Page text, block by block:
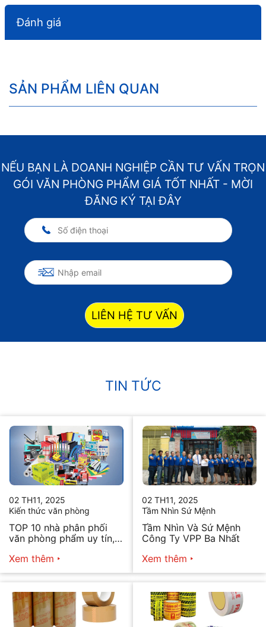
Đánh giá
SẢN PHẨM LIÊN QUAN
NẾU BẠN LÀ DOANH NGHIỆP CẦN TƯ VẤN TRỌN
GÓI VĂN PHÒNG PHẨM GIÁ TỐT NHẤT - MỜI
ĐĂNG KÝ TẠI ĐÂY
LIÊN HỆ TƯ VẤN
TIN TỨC
02 TH11, 2025
Kiến thức văn phòng
TOP 10 nhà phân phối
văn phòng phẩm uy tín,
Xem thêm
02 TH11, 2025
Tầm Nhìn Sứ Mệnh
Tầm Nhìn Và Sứ Mệnh
Công Ty VPP Ba Nhất
Xem thêm